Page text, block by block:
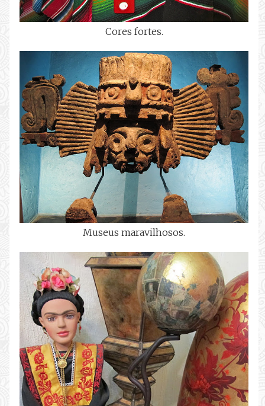
Cores fortes.
Museus maravilhosos.